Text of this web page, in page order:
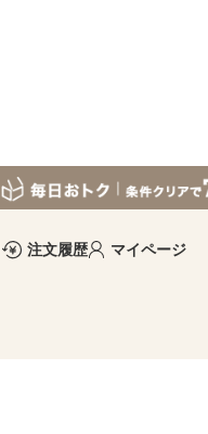
注文履歴 マイページ